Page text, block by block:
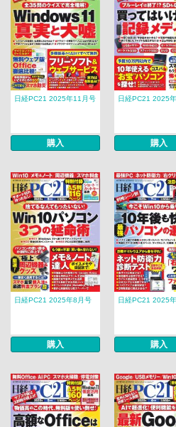
日経PC21 2025年11月号
購入
日経PC21 2025
購入
日経PC21 2025年8月号
購入
日経PC21 2025
購入